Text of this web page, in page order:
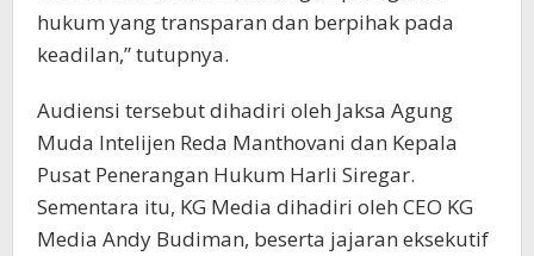
hukum yang transparan dan berpihak pada
keadilan,” tutupnya.
Audiensi tersebut dihadiri oleh Jaksa Agung
Muda Intelijen Reda Manthovani dan Kepala
Pusat Penerangan Hukum Harli Siregar.
Sementara itu, KG Media dihadiri oleh CEO KG
Media Andy Budiman, beserta jajaran eksekutif